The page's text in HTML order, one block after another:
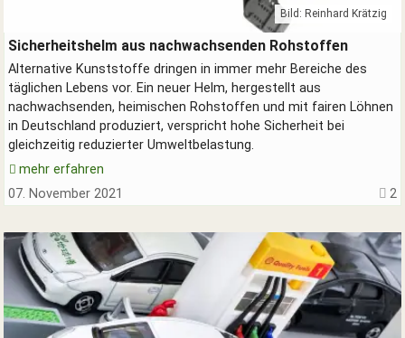
Grüner Sicherheitshelm ohne Erdöl
Bild: Reinhard Krätzig
Sicherheitshelm aus nachwachsenden Rohstoffen
Alternative Kunststoffe dringen in immer mehr Bereiche des
täglichen Lebens vor. Ein neuer Helm, hergestellt aus
nachwachsenden, heimischen Rohstoffen und mit fairen Löhnen
in Deutschland produziert, verspricht hohe Sicherheit bei
gleichzeitig reduzierter Umweltbelastung.
mehr erfahren
07. November 2021
2